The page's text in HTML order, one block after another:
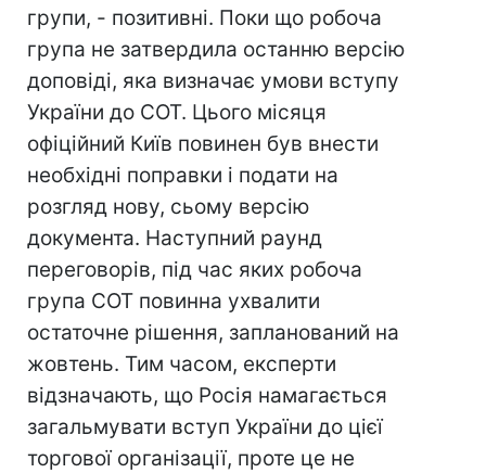
групи, - позитивні. Поки що робоча
група не затвердила останню версію
доповіді, яка визначає умови вступу
України до СОТ. Цього місяця
офіційний Київ повинен був внести
необхідні поправки і подати на
розгляд нову, сьому версію
документа. Наступний раунд
переговорів, під час яких робоча
група СОТ повинна ухвалити
остаточне рішення, запланований на
жовтень. Тим часом, експерти
відзначають, що Росія намагається
загальмувати вступ України до цієї
торгової організації, проте це не